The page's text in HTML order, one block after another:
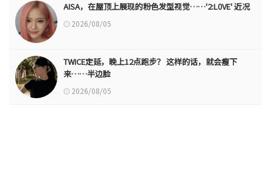
AISA，在屋顶上展现的粉色发型视觉……'2:L0VE' 近况
2026/08/05
TWICE定延，晚上12点跑步？ 这样的话，就会瘦下
来……半边脸
2026/08/05